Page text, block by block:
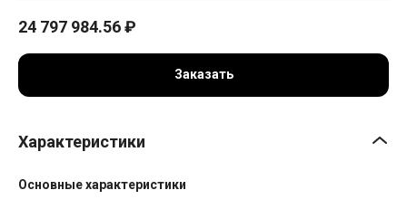
24 797 984.56₽
Заказать
Характеристики
Основные характеристики